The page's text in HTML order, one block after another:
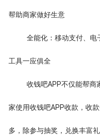
帮助商家做好生意
全能化：移动支付、电
工具一应俱全
收钱吧APP不仅能帮商
家使用收钱吧APP收款，收
多，除参与抽奖，兑换丰富